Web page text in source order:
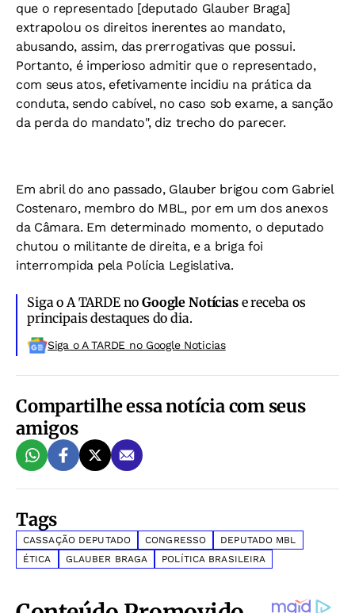
que o representado [deputado Glauber Braga]
extrapolou os direitos inerentes ao mandato,
abusando, assim, das prerrogativas que possui.
Portanto, é imperioso admitir que o representado,
com seus atos, efetivamente incidiu na prática da
conduta, sendo cabível, no caso sob exame, a sanção
da perda do mandato", diz trecho do parecer.
Em abril do ano passado, Glauber brigou com Gabriel
Costenaro, membro do MBL, por em um dos anexos
da Câmara. Em determinado momento, o deputado
chutou o militante de direita, e a briga foi
interrompida pela Polícia Legislativa.
Siga o A TARDE noGoogle Notíciase receba os
principais destaques do dia.
Siga o A TARDE no Google Noticias
Compartilhe essa notícia com seus
amigos
Tags
CASSAÇÃO DEPUTADO CONGRESSO
DEPUTADO MBL
ÉTICA
GLAUBER BRAGA POLÍTICA BRASILEIRA